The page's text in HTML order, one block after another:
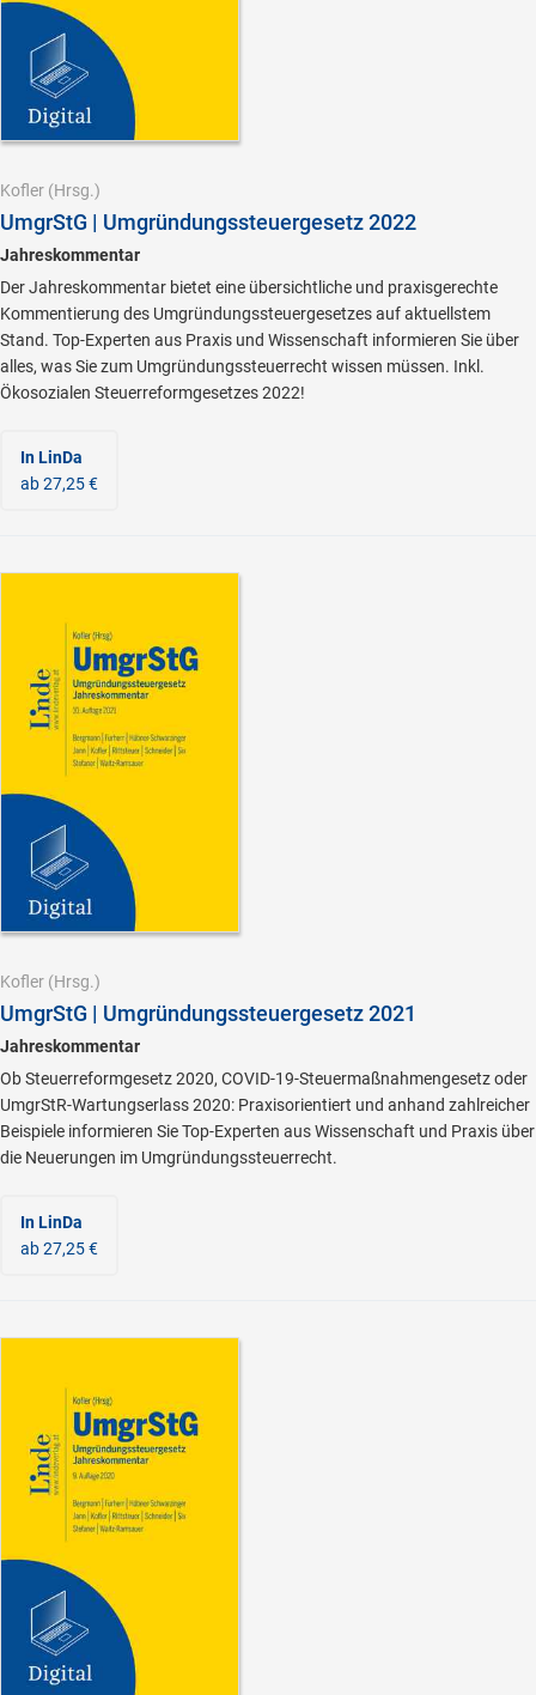
Kofler (Hrsg.)
UmgrStG | Umgründungssteuergesetz 2022
Jahreskommentar
Der Jahreskommentar bietet eine übersichtliche und praxisgerechte
Kommentierung des Umgründungssteuergesetzes auf aktuellstem
Stand. Top-Experten aus Praxis und Wissenschaft informieren Sie über
alles, was Sie zum Umgründungssteuerrecht wissen müssen. Inkl.
Ökosozialen Steuerreformgesetzes 2022!
In LinDa
ab 27,25 €
Kofler (Hrsg.)
UmgrStG | Umgründungssteuergesetz 2021
Jahreskommentar
Ob Steuerreformgesetz 2020, COVID-19-Steuermaßnahmengesetz oder
UmgrStR-Wartungserlass 2020: Praxisorientiert und anhand zahlreicher
Beispiele informieren Sie Top-Experten aus Wissenschaft und Praxis über
die Neuerungen im Umgründungssteuerrecht.
In LinDa
ab 27,25 €